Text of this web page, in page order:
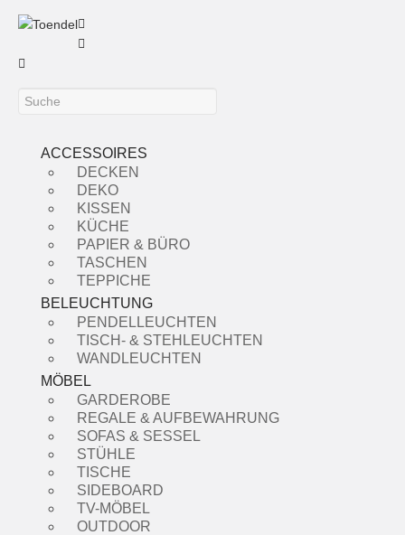
ACCESSOIRES
DECKEN
DEKO
KISSEN
KÜCHE
PAPIER & BÜRO
TASCHEN
TEPPICHE
BELEUCHTUNG
PENDELLEUCHTEN
TISCH- & STEHLEUCHTEN
WANDLEUCHTEN
MÖBEL
GARDEROBE
REGALE & AUFBEWAHRUNG
SOFAS & SESSEL
STÜHLE
TISCHE
SIDEBOARD
TV-MÖBEL
OUTDOOR